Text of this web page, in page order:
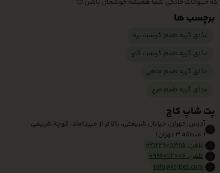
که حیوانات خانگی شما همیشه خوشحال باشن 🙂
برچسب ها
غذای گربه طعم گوشت بره
غذای گربه طعم گوشت گاو
غذای گربه طعم ماهی
غذای گربه طعم مرغ
پت شاپ کاج
آدرس: تهران، خیابان شریعتی، بالا تر از میرداماد، کوچه شریفی
( منطقه 3 تهران)
تلفن: 02122908315
تلفن: 09960112006
info@kajpet.com